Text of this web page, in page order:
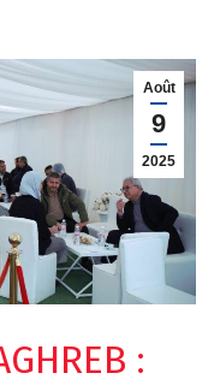
Août
9
2025
: